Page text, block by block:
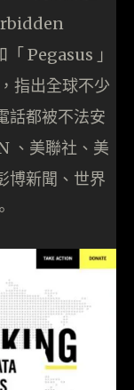
Pegasus 」
指出全球不少
話都被不法安
、美聯社、美
博新聞、世界